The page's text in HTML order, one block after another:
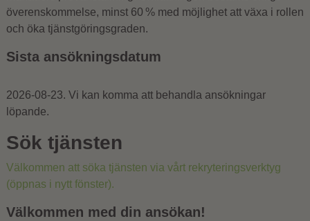
överenskommelse, minst 60 % med möjlighet att växa i rollen
och öka tjänstgöringsgraden.
Sista ansökningsdatum
2026-08-23. Vi kan komma att behandla ansökningar
löpande.
Sök tjänsten
Välkommen att söka tjänsten via vårt rekryteringsverktyg
(öppnas i nytt fönster).
Välkommen med din ansökan!